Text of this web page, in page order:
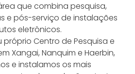
que combina pesquisa,
e pós-serviço de instalações
eletrônicos.
próprio Centro de Pesquisa e
Xangai, Nanquim e Haerbin,
e instalamos os mais